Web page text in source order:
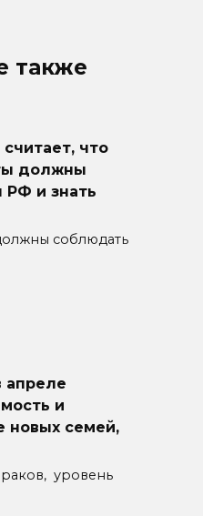
также
что
должны
РФ и знать
соблюдать
апреле
и
новых семей,
уровень